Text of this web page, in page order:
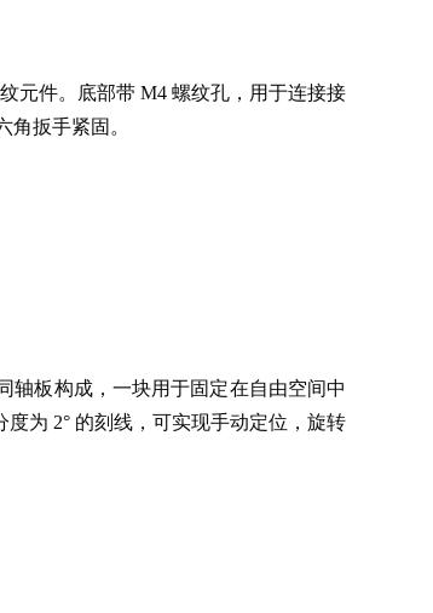
。底部带 M4 螺纹孔，用于连接接
手紧固。
板构成，一块用于固定在自由空间中
为 2° 的刻线，可实现手动定位，旋转